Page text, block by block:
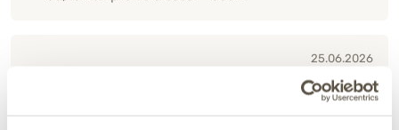
25.06.2026
einfach klasse wird sehr sehr gerne genommen 👍👍👍